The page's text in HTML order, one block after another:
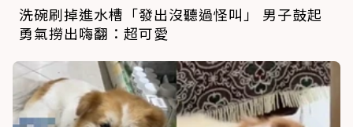
洗碗刷掉進水槽「發出沒聽過怪叫」 男子鼓起
勇氣撈出嗨翻：超可愛